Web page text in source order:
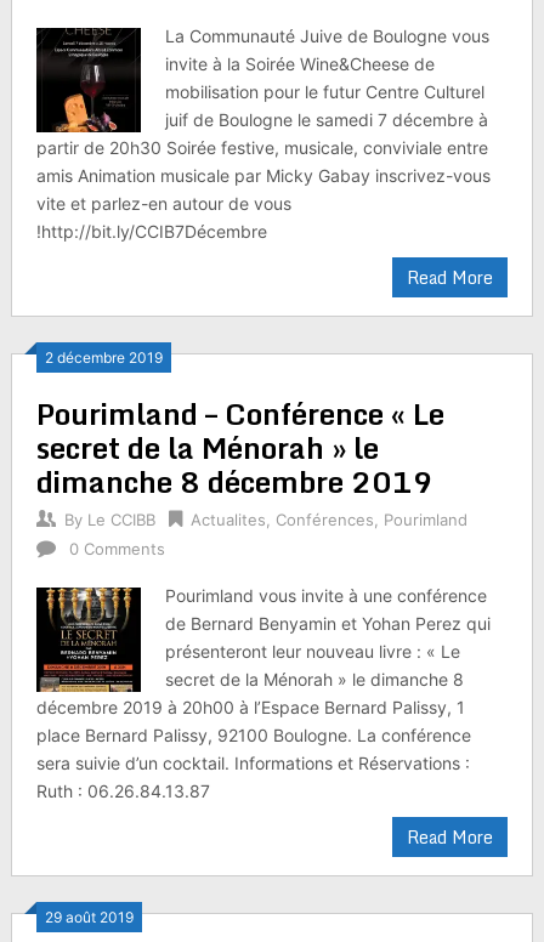
La Communauté Juive de Boulogne vous
invite à la Soirée Wine&Cheese de
mobilisation pour le futur Centre Culturel
juif de Boulogne le samedi 7 décembre à
partir de 20h30 Soirée festive, musicale, conviviale entre
amis Animation musicale par Micky Gabay inscrivez-vous
vite et parlez-en autour de vous
!http://bit.ly/CCIB7Décembre
Read More
2 décembre 2019
Pourimland – Conférence « Le
secret de la Ménorah » le
dimanche 8 décembre 2019
By Le CCIBB Actualites Conférences
Pourimland
0 Comments
Pourimland vous invite à une conférence
de Bernard Benyamin et Yohan Perez qui
présenteront leur nouveau livre : « Le
secret de la Ménorah » le dimanche 8
décembre 2019 à 20h00 à l’Espace Bernard Palissy, 1
place Bernard Palissy, 92100 Boulogne. La conférence
sera suivie d’un cocktail. Informations et Réservations :
Ruth : 06.26.84.13.87
Read More
29 août 2019